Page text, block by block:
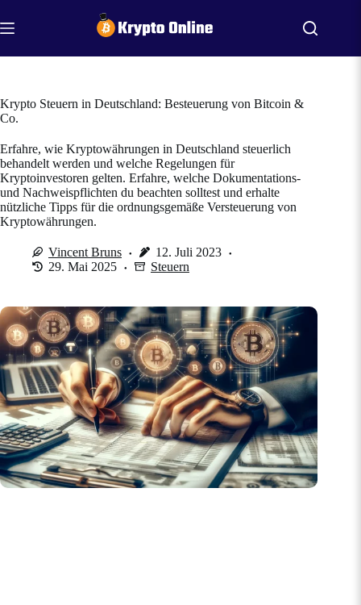
Inhalt
springen
Krypto Steuern in Deutschland: Besteuerung von Bitcoin &
Co.
Erfahre, wie Kryptowährungen in Deutschland steuerlich
behandelt werden und welche Regelungen für
Kryptoinvestoren gelten. Erfahre, welche Dokumentations-
und Nachweispflichten du beachten solltest und erhalte
nützliche Tipps für die ordnungsgemäße Versteuerung von
Kryptowährungen.
Vincent Bruns
12. Juli 2023
29. Mai 2025
Steuern